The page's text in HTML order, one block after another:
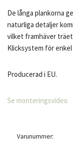
De långa plankorna
naturliga detaljer
vilket framhäver
Klicksystem för
Producerad i EU.
Se monteringsvideo
Varunummer: